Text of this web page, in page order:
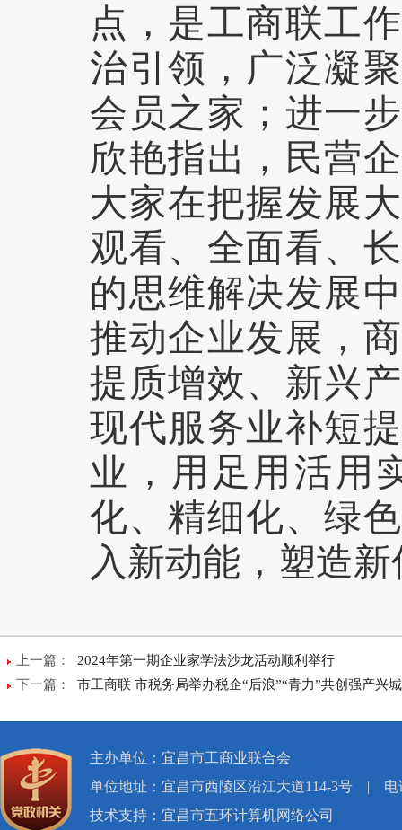
点，是工商联工
治引领，广泛凝
会员之家；进一
欣艳指出，民营
大家在把握发展
观看、全面看、
的思维解决发展
推动企业发展，
提质增效、新兴
现代服务业补短
业，用足用活用
化、精细化、绿
入新动能，塑造
上一篇： 2024年第一期企业家学法沙龙活动顺利举行
下一篇： 市工商联 市税务局举办税企“后浪”“青力”共创强产兴
主办单位：宜昌市工商业联合会
单位地址：宜昌市西陵区沿江大道114-3号 | 电
技术支持：宜昌市五环计算机网络公司